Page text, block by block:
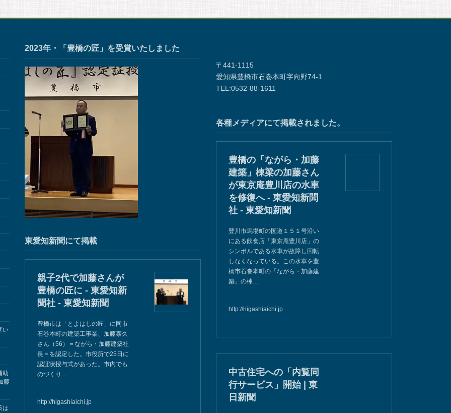
い
助
藤
は
2023年・「豊橋の匠」を受賞いたしました
東愛知新聞にて掲載
親子2代で加藤さんが
豊橋の匠に - 東愛知新
聞社 - 東愛知新聞
豊橋市は「とよはしの匠」に同市
石巻本町の建築工事業、加藤泰久
さん（56）＝ながら・加藤建築社
長＝を認定した。市役所で25日に
認証状授与式があった。市内でも
のづくり…
http://higashiaichi.jp
〒441-1115
愛知県豊橋市石巻本町字向野74-1
TEL:0532-88-1611
各種メディアにて掲載されました。
豊橋の「ながら・加藤
建築」棟梁の加藤さん
が東京庵豊川店の水車
を修復へ - 東愛知新聞
社 - 東愛知新聞
豊川市馬場町の国道１５１号沿い
にある飲食店「東京庵豊川店」の
シンボルである水車が故障し回転
しなくなっている。この水車を豊
橋市石巻本町の「ながら・加藤建
築」の棟…
http://higashiaichi.jp
中古住宅への「内覧同
行サービス」開始 | 東
日新聞